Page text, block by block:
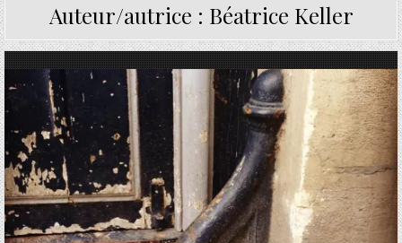
Auteur/autrice : Béatrice Keller
Posted in